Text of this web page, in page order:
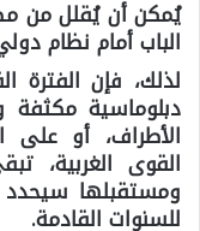
يُمكن أن يُقلل من
الباب أمام نظام
لذلك، فإن
دبلوماسية مكثفة
الأطراف، أو على
القوى الغربية،
ومستقبلها
للسنوات القادمة.